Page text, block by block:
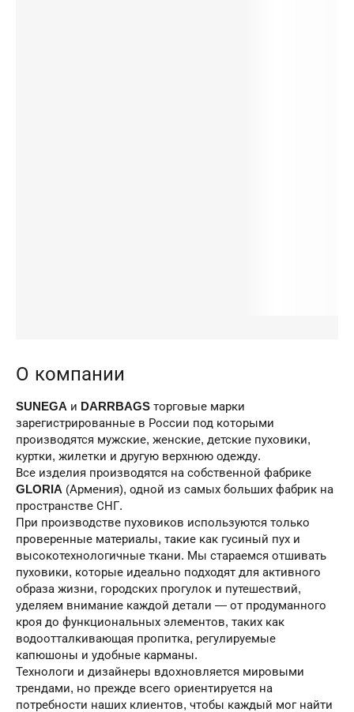
О компании
SUNEGA и DARRBAGS торговые марки
зарегистрированные в России под которыми
производятся мужские, женские, детские пуховики,
куртки, жилетки и другую верхнюю одежду.
Все изделия производятся на собственной фабрике
GLORIA (Армения), одной из самых больших фабрик на
пространстве СНГ.
При производстве пуховиков используются только
проверенные материалы, такие как гусиный пух и
высокотехнологичные ткани. Мы стараемся отшивать
пуховики, которые идеально подходят для активного
образа жизни, городских прогулок и путешествий,
уделяем внимание каждой детали — от продуманного
кроя до функциональных элементов, таких как
водоотталкивающая пропитка, регулируемые
капюшоны и удобные карманы.
Технологи и дизайнеры вдохновляется мировыми
трендами, но прежде всего ориентируется на
потребности наших клиентов, чтобы каждый мог найти